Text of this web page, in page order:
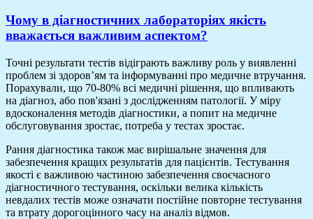
Чому в діагностичних лабораторіях якість
вважається важливим аспектом?
Точні результати тестів відіграють важливу роль у виявленні
проблем зі здоров’ям та інформуванні про медичне втручання.
Порахували, що 70-80% всі медичні рішення, що впливають
на діагноз, або пов'язані з дослідженням патології. У міру
вдосконалення методів діагностики, а попит на медичне
обслуговування зростає, потреба у тестах зростає.
Рання діагностика також має вирішальне значення для
забезпечення кращих результатів для пацієнтів. Тестування
якості є важливою частиною забезпечення своєчасного
діагностичного тестування, оскільки велика кількість
невдалих тестів може означати постійне повторне тестування
та втрату дорогоцінного часу на аналіз відмов.